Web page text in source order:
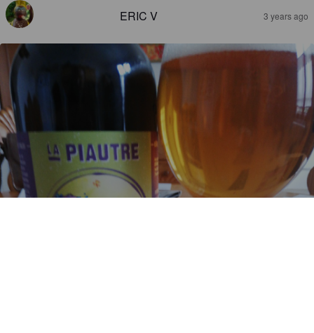
ERIC V 3 years ago